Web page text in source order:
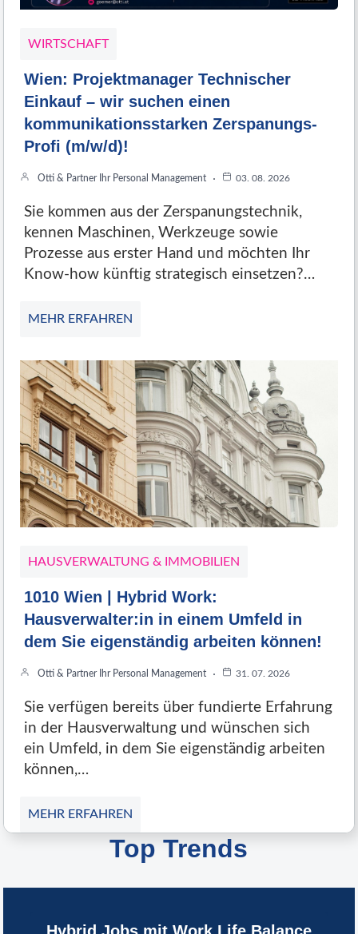
WIRTSCHAFT
Wien: Projektmanager Technischer
Einkauf – wir suchen einen
kommunikationsstarken Zerspanungs-
Profi (m/w/d)!
Otti & Partner Ihr Personal Management 03. 08. 2026
Sie kommen aus der Zerspanungstechnik,
kennen Maschinen, Werkzeuge sowie
Prozesse aus erster Hand und möchten Ihr
Know-how künftig strategisch einsetzen?…
MEHR ERFAHREN
HAUSVERWALTUNG & IMMOBILIEN
1010 Wien | Hybrid Work:
Hausverwalter:in in einem Umfeld in
dem Sie eigenständig arbeiten können!
Otti & Partner Ihr Personal Management 31. 07. 2026
Sie verfügen bereits über fundierte Erfahrung
in der Hausverwaltung und wünschen sich
ein Umfeld, in dem Sie eigenständig arbeiten
können,…
MEHR ERFAHREN
Top Trends